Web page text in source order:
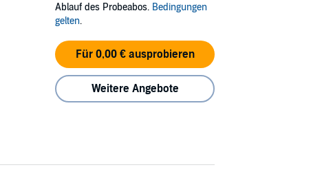
Ablauf des Probeabos. Bedingungen
gelten.
Für 0,00 € ausprobieren
Weitere Angebote